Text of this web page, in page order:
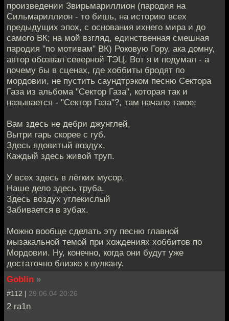
произведении Звирьмариллион (пародия на
Сильмариллион - то бишь, на историю всех
предыдущих эпох, с основания ихнего мира и до
самого ВК; на мой взгляд, единственная смешная
пародия "по мотивам" ВК) Роковую Гору, ака домну,
автор обозвал северной ТЭЦ. Вот я и подумал - а
почему бы в сценах, где хоббиты бродят по
мордовии, не пустить саундтрэком песню Сектора
Газа из альбома "Сектор Газа", которая так и
называется - "Сектор Газа"?, там начало такое:
Вам здесь не дебри джунглей,
Вытри гарь скорее с губ.
Здесь ядовитый воздух,
Каждый здесь живой труп.
У всех здесь в лёгких мусор,
Наше дело здесь труба.
Здесь воздух углекислый
Забивается в зубах.
Можно вообще сделать эту песню главной
мызакальной темой при хождениях хоббитов по
Мордовии. Ну, конечно, когда они будут уже
достаточно близко к вулкану.
Goblin »
#112 | 29.06.04 20:26
2 ra1n